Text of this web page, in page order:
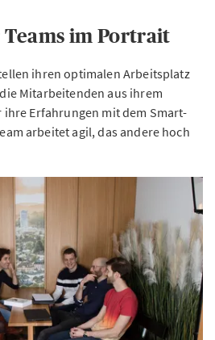
im Portrait
ihren optimalen Arbeitsplatz
Mitarbeitenden aus ihrem
Erfahrungen mit dem Smart-
arbeitet agil, das andere hoch